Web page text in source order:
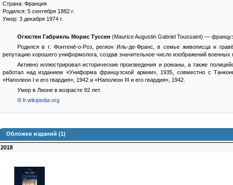
Страна: Франция
Родился: 5 сентября 1882 г.
Умер: 3 декабря 1974 г.
Огюстен Габриель Морис Туссен (Maurice Augustin Gabriel Toussaint) —
Родился в г. Фонтене́-о-Роз, регион Иль-де-Франс, в семье живописца и
репутацию хорошего униформолога, создав значительное число изображений
Активно иллюстрировал исторические произведения и романы, а также
работал над изданием «Униформа французской армии», 1935, совместно с
«Наполеон I и его гвардия», 1942 и «Наполеон III и его гвардия», 1942.
Умер в Лионе в возрасте 92 лет.
© fr.wikipedia.org
Обложки изданий (1)
2018